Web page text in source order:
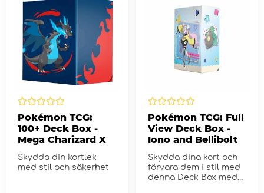
Pokémon TCG:
100+ Deck Box -
Mega Charizard X
Skydda din kortlek
med stil och säkerhet
Pokémon TCG: Full
View Deck Box -
Iono and Bellibolt
Skydda dina kort och
förvara dem i stil med
denna Deck Box med